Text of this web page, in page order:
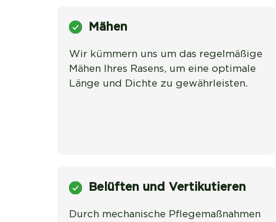
Mähen
Wir kümmern uns um das regelmäßige
Mähen Ihres Rasens, um eine optimale
Länge und Dichte zu gewährleisten.
Belüften und Vertikutieren
Durch mechanische Pflegemaßnahmen